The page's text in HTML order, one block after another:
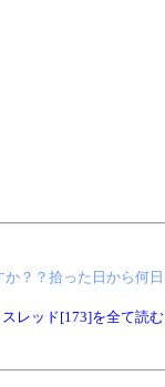
？？拾った日から何日
スレッド[173]を全て読む